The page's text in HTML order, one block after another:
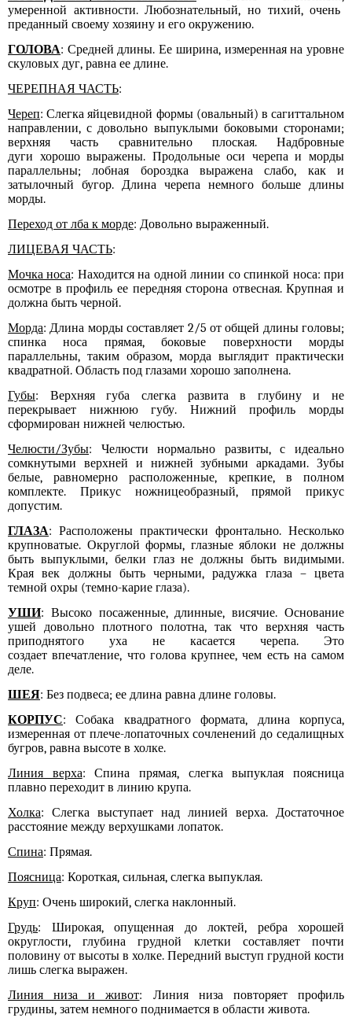
умеренной активности. Любознательный, но тихий, очень
преданный своему хозяину и его окружению.
ГОЛОВА: Средней длины. Ее ширина, измеренная на уровне
скуловых дуг, равна ее длине.
ЧЕРЕПНАЯ ЧАСТЬ:
Череп: Слегка яйцевидной формы (овальный) в сагиттальном
направлении, с довольно выпуклыми боковыми сторонами;
верхняя часть сравнительно плоская. Надбровные
дуги хорошовыражены. Продольные оси черепа и морды
параллельны; лобная бороздка выражена слабо, как и
затылочный бугор. Длина черепа немного больше длины
морды.
Переход от лба к морде: Довольно выраженный.
ЛИЦЕВАЯ ЧАСТЬ:
Мочка носа: Находится на одной линии со спинкой носа: при
осмотре в профиль ее передняясторона отвесная. Крупная и
должна быть черной.
Морда: Длина морды составляет 2/5 от общей длины головы;
спинка носа прямая, боковые поверхности морды
параллельны, таким образом, морда выглядит практически
квадратной. Область под глазами хорошо заполнена.
Губы: Верхняягуба слегка развитав глубинуи не
перекрывает нижнююгубу. Нижний профиль морды
сформирован нижней челюстью.
Челюсти/Зубы: Челюсти нормально развиты, с идеально
сомкнутыми верхней и нижней зубными аркадами. Зубы
белые, равномерно расположенные, крепкие, в полном
комплекте. Прикус ножницеобразный, прямой прикус
допустим.
ГЛАЗА: Расположены практически фронтально. Несколько
крупноватые. Округлой формы, глазные яблоки не должны
быть выпуклыми, белки глаз не должны быть видимыми.
Края век должны быть черными, радужка глаза – цвета
темной охры (темно-карие глаза).
УШИ: Высоко посаженные, длинные, висячие. Основание
ушей довольно плотного полотна, так что верхняя часть
приподнятого уха не касается черепа. Это
создаетвпечатление, чтоголова крупнее, чем есть на самом
деле.
ШЕЯ: Без подвеса; ее длина равна длине головы.
КОРПУС: Собака квадратного формата, длина корпуса,
измеренная от плече-лопаточных сочленений до седалищных
бугров, равна высоте в холке.
Линия верха: Спина прямая, слегка выпуклая поясница
плавно переходит в линию крупа.
Холка: Слегка выступает над линией верха. Достаточное
расстояние между верхушками лопаток.
Спина: Прямая.
Поясница: Короткая, сильная, слегка выпуклая.
Круп: Очень широкий, слегка наклонный.
Грудь: Широкая, опущенная до локтей, ребра хорошей
округлости, глубина грудной клетки составляет почти
половину от высоты в холке. Передний выступ грудной кости
лишь слегка выражен.
Линия низа и живот: Линия низа повторяет профиль
грудины, затем немного поднимается в области живота.